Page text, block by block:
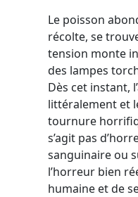
Le poisson
récolte, se
tension monte
des lampes
Dès cet instant,
littéralement et
tournure
s’agit pas
sanguinaire ou
l’horreur bien
humaine et de